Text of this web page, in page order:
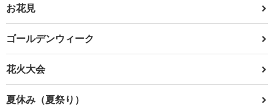
お花見
ゴールデンウィーク
花火大会
夏休み（夏祭り）